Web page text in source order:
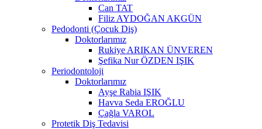
Can TAT
Filiz AYDOĞAN AKGÜN
Pedodonti (Çocuk Diş)
Doktorlarımız
Rukiye ARIKAN ÜNVEREN
Şefika Nur ÖZDEN IŞIK
Periodontoloji
Doktorlarımız
Ayşe Rabia IŞIK
Havva Seda EROĞLU
Çağla VAROL
Protetik Diş Tedavisi